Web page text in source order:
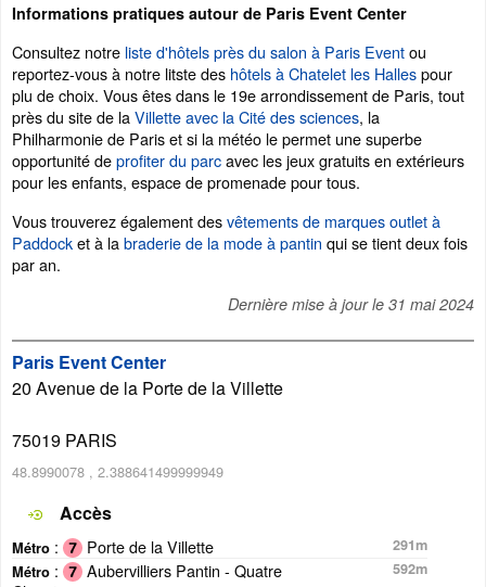
Informations pratiques autour de Paris Event Center
Consultez notre liste d'hôtels près du salon à Paris Eventou
reportez-vous à notre litste des hôtels à Chatelet les Hallespour
plu de choix. Vous êtes dans le 19e arrondissement de Paris, tout
près du site de laVillette avec la Cité des sciences, la
Philharmonie de Paris et si la météo le permet une superbe
opportunité deprofiter du parcavec les jeux gratuits en extérieurs
pour les enfants, espace de promenade pour tous.
Vous trouverez également desvêtements de marques outlet à
Paddocket à labraderie de la mode à pantin qui se tient deux fois
par an.
Dernière mise à jour le 31 mai 2024
Paris Event Center
20 Avenue de la Porte de la Villette
75019 PARIS
48.8990078 , 2.388641499999949
Accès
Métro : Porte de la Villette
291m
Métro :
Aubervilliers Pantin - Quatre
592m